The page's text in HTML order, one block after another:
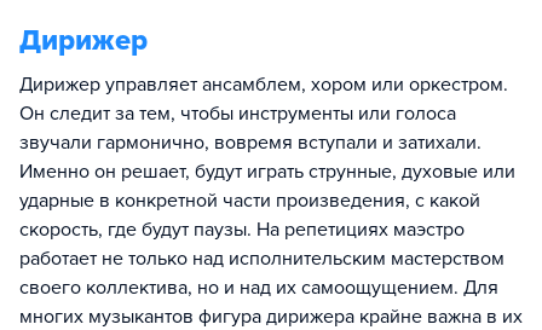
Дирижер
Дирижер управляет ансамблем, хором или оркестром.
Он следит за тем, чтобы инструменты или голоса
звучали гармонично, вовремя вступали и затихали.
Именно он решает, будут играть струнные, духовые или
ударные в конкретной части произведения, с какой
скорость, где будут паузы. На репетициях маэстро
работает не только над исполнительским мастерством
своего коллектива, но и над их самоощущением. Для
многих музыкантов фигура дирижера крайне важна в их